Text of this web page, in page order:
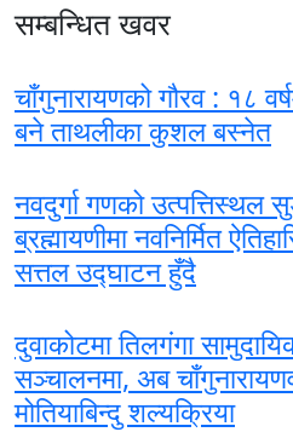
सम्बन्धित खवर
चाँगुनारायणको गौरव : १८
बने ताथलीका कुशल बस्नेत
नवदुर्गा गणको उत्पत्तिस्थल
ब्रह्मायणीमा नवनिर्मित
सत्तल उद्घाटन हुँदै
दुवाकोटमा तिलगंगा
सञ्चालनमा, अब
मोतियाबिन्दु शल्यक्रिया